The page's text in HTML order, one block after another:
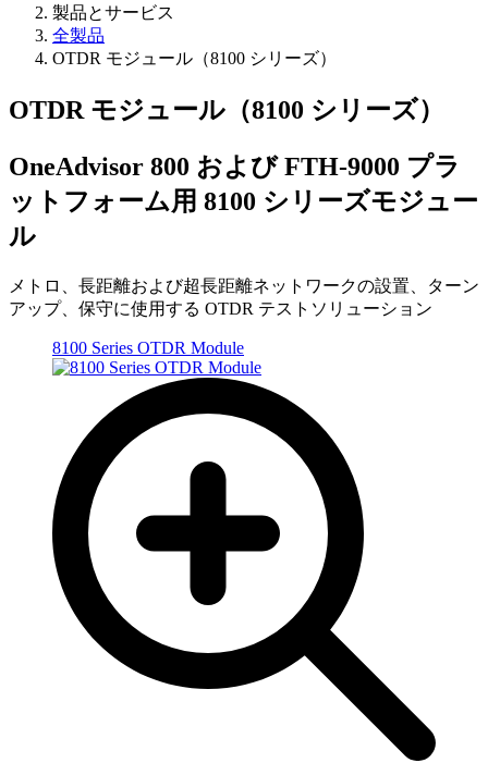
製品とサービス
全製品
OTDR モジュール（8100 シリーズ）
OTDR モジュール（8100 シリーズ）
OneAdvisor 800 および FTH-9000 プラ
ットフォーム用 8100 シリーズモジュー
ル
メトロ、長距離および超長距離ネットワークの設置、ターン
アップ、保守に使用する OTDR テストソリューション
8100 Series OTDR Module